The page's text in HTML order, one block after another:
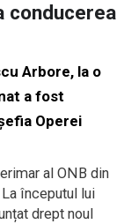
conducerea
Arbore, la o
a fost
Operei
al ONB din
începutul lui
drept noul